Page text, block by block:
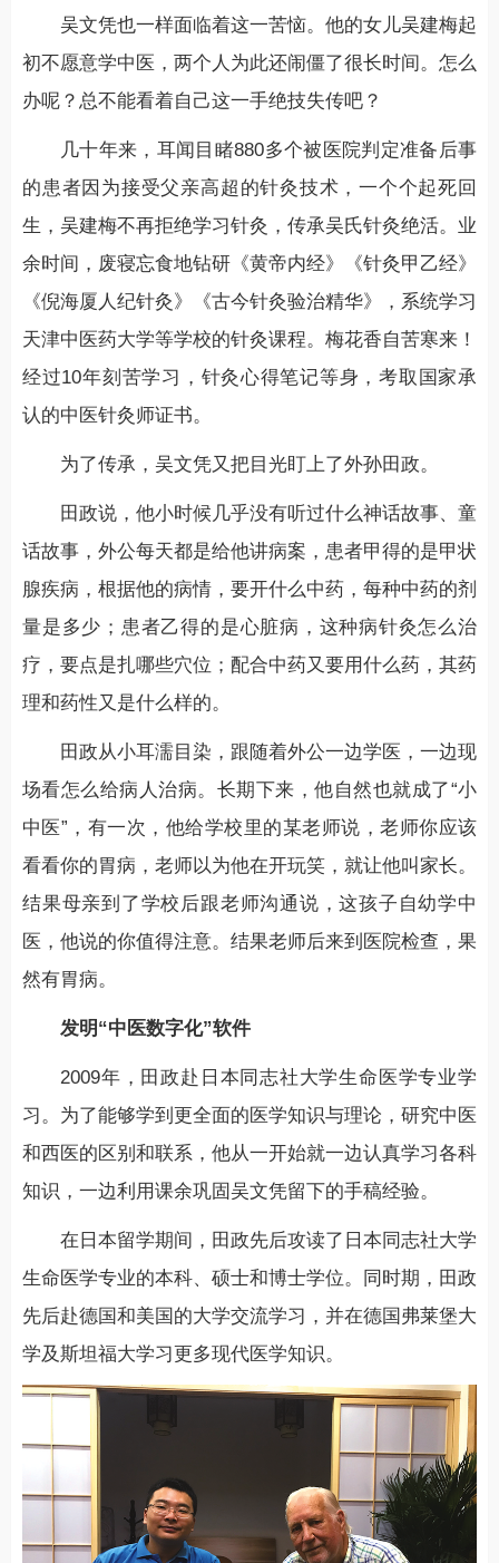
吴文凭也一样面临着这一苦恼。他的女儿吴建梅起
初不愿意学中医，两个人为此还闹僵了很长时间。怎么
办呢？总不能看着自己这一手绝技失传吧？
几十年来，耳闻目睹880多个被医院判定准备后事
的患者因为接受父亲高超的针灸技术，一个个起死回
生，吴建梅不再拒绝学习针灸，传承吴氏针灸绝活。业
余时间，废寝忘食地钻研《黄帝内经》《针灸甲乙经》
《倪海厦人纪针灸》《古今针灸验治精华》，系统学习
天津中医药大学等学校的针灸课程。梅花香自苦寒来！
经过10年刻苦学习，针灸心得笔记等身，考取国家承
认的中医针灸师证书。
为了传承，吴文凭又把目光盯上了外孙田政。
田政说，他小时候几乎没有听过什么神话故事、童
话故事，外公每天都是给他讲病案，患者甲得的是甲状
腺疾病，根据他的病情，要开什么中药，每种中药的剂
量是多少；患者乙得的是心脏病，这种病针灸怎么治
疗，要点是扎哪些穴位；配合中药又要用什么药，其药
理和药性又是什么样的。
田政从小耳濡目染，跟随着外公一边学医，一边现
场看怎么给病人治病。长期下来，他自然也就成了“小
中医”，有一次，他给学校里的某老师说，老师你应该
看看你的胃病，老师以为他在开玩笑，就让他叫家长。
结果母亲到了学校后跟老师沟通说，这孩子自幼学中
医，他说的你值得注意。结果老师后来到医院检查，果
然有胃病。
发明“中医数字化”软件
2009年，田政赴日本同志社大学生命医学专业学
习。为了能够学到更全面的医学知识与理论，研究中医
和西医的区别和联系，他从一开始就一边认真学习各科
知识，一边利用课余巩固吴文凭留下的手稿经验。
在日本留学期间，田政先后攻读了日本同志社大学
生命医学专业的本科、硕士和博士学位。同时期，田政
先后赴德国和美国的大学交流学习，并在德国弗莱堡大
学及斯坦福大学习更多现代医学知识。